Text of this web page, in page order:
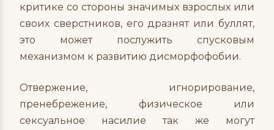
критике со стороны значимых взрослых или
своих сверстников, его дразнят или буллят,
это может послужить спусковым
механизмом к развитию дисморфофобии.
Отвержение, игнорирование,
пренебрежение, физическое или
сексуальное насилие так же могут